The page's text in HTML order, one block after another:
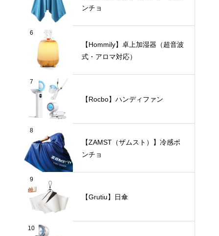
ンチョ
6
【Hommily】卓上加湿器（超音波
式・アロマ対応）
7
【Rocbo】ハンディファン
8
【ZAMST（ザムスト）】冷感ポ
ンチョ
9
【Grutiu】日傘
10